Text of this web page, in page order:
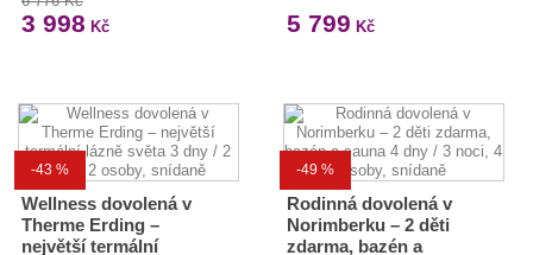
3 998 Kč 5 799 Kč
-43 %
Wellness dovolená v
Therme Erding –
největší termální
-49 %
Rodinná dovolená v
Norimberku – 2 děti
zdarma, bazén a